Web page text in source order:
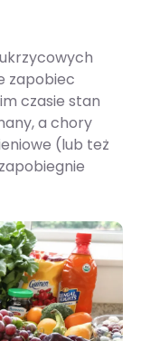
zapobiec
czasie stan
a chory
(lub też